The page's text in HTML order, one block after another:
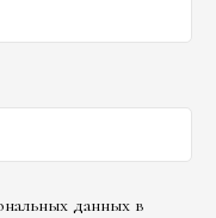
данных в